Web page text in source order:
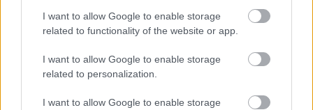
I want to allow Google to enable storage
related to functionality of the website or app.
I want to allow Google to enable storage
related to personalization.
I want to allow Google to enable storage
a Magyar Színházban